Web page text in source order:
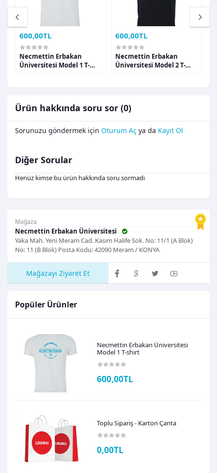
Mağaza
Necmettin Erbakan Üniversitesi
Yaka Mah. Yeni Meram Cad. Kasım Halife Sok. No: 11/1 (A Blok)
No: 11 (B Blok) Posta Kodu: 42090 Meram / KONYA
Mağazayı Ziyaret Et
Popüler Ürünler
Necmettin Erbakan Üniversitesi
Model 1 T-shirt
600,00TL
Toplu Sipariş - Karton Çanta
0,00TL
600,00TL
Necmettin Erbakan
Üniversitesi Model 1 T-
600,00TL
Necmettin Erbakan
Üniversitesi Model 2 T-
Ürün hakkında soru sor (0)
Sorunuzu göndermek için Oturum Aç ya da Kayıt Ol
Diğer Sorular
Henüz kimse bu ürün hakkında soru sormadı